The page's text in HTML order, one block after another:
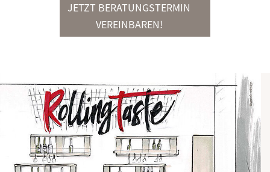
JETZT BERATUNGSTERMIN
VEREINBAREN!